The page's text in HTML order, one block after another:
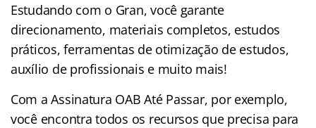
Estudando com o Gran, você garante
direcionamento, materiais completos, estudos
práticos, ferramentas de otimização de estudos,
auxílio de profissionais e muito mais!
Com a Assinatura OAB Até Passar, por exemplo,
você encontra todos os recursos que precisa para